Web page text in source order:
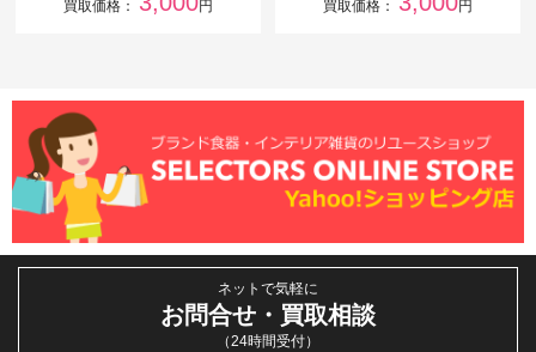
買取価格： 円 買取価格： 円
ネットで気軽に
お問合せ・買取相談
（24時間受付）